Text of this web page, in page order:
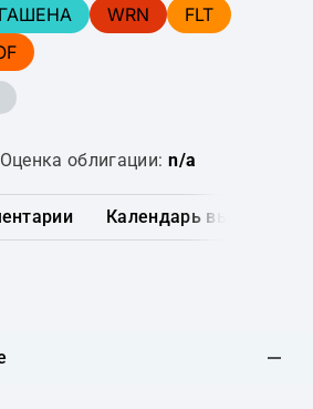
WRN
FLT
Оценка облигации: n/a
Календарь выплат